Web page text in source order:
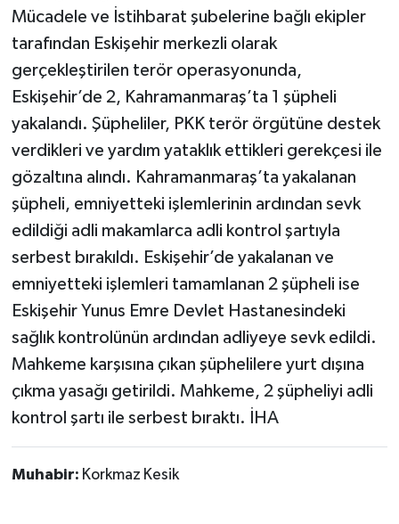
Mücadele ve İstihbarat şubelerine bağlı ekipler
tarafından Eskişehir merkezli olarak
gerçekleştirilen terör operasyonunda,
Eskişehir’de 2, Kahramanmaraş’ta 1 şüpheli
yakalandı. Şüpheliler, PKK terör örgütüne destek
verdikleri ve yardım yataklık ettikleri gerekçesi ile
gözaltına alındı. Kahramanmaraş’ta yakalanan
şüpheli, emniyetteki işlemlerinin ardından sevk
edildiği adli makamlarca adli kontrol şartıyla
serbest bırakıldı. Eskişehir’de yakalanan ve
emniyetteki işlemleri tamamlanan 2 şüpheli ise
Eskişehir Yunus Emre Devlet Hastanesindeki
sağlık kontrolünün ardından adliyeye sevk edildi.
Mahkeme karşısına çıkan şüphelilere yurt dışına
çıkma yasağı getirildi. Mahkeme, 2 şüpheliyi adli
kontrol şartı ile serbest bıraktı. İHA
Muhabir: Korkmaz Kesik